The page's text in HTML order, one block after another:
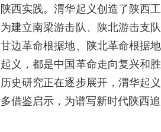
陕西实践。渭华起义创造了陕西
为建立南梁游击队、陕北游击支
甘边革命根据地、陕北革命根据
起义，都是中国革命走向复兴和
历史研究正在逐步展开，渭华起
多借鉴启示，为谱写新时代陕西